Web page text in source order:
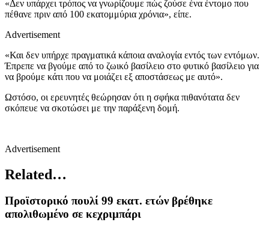
«Δεν υπάρχει τρόπος να γνωρίζουμε πώς ζούσε ένα έντομο που
πέθανε πριν από 100 εκατομμύρια χρόνια», είπε.
Advertisement
«Και δεν υπήρχε πραγματικά κάποια αναλογία εντός των εντόμων.
Έπρεπε να βγούμε από το ζωικό βασίλειο στο φυτικό βασίλειο για
να βρούμε κάτι που να μοιάζει εξ αποστάσεως με αυτό».
Ωστόσο, οι ερευνητές θεώρησαν ότι η σφήκα πιθανότατα δεν
σκόπευε να σκοτώσει με την παράξενη δομή.
Advertisement
Related…
Προϊστορικό πουλί 99 εκατ. ετών βρέθηκε
απολιθωμένο σε κεχριμπάρι